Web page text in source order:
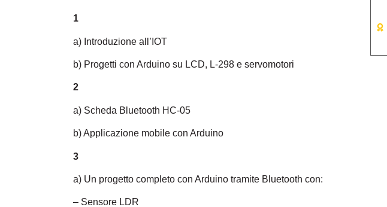
1
a) Introduzione all’IOT
b) Progetti con Arduino su LCD, L-298 e servomotori
2
a) Scheda Bluetooth HC-05
b) Applicazione mobile con Arduino
3
a) Un progetto completo con Arduino tramite Bluetooth con:
– Sensore LDR